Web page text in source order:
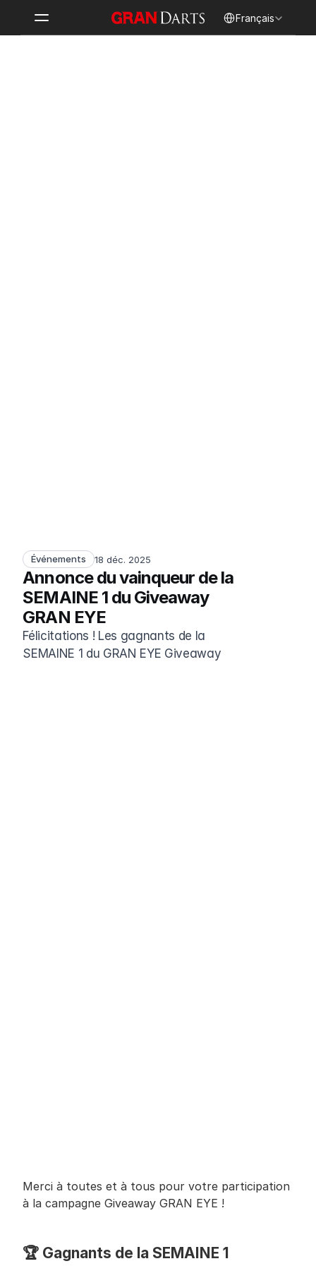
Français
Événements 18 déc. 2025
Annonce du vainqueur de la
SEMAINE 1 du Giveaway
GRAN EYE
Félicitations ! Les gagnants de la
SEMAINE 1 du GRAN EYE Giveaway
Merci à toutes et à tous pour votre participation
à la campagne Giveaway GRAN EYE !
🏆 Gagnants de la SEMAINE 1